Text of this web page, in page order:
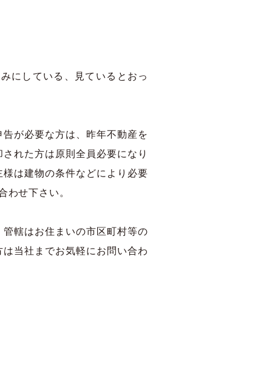
にしている、見ているとおっ
が必要な方は、昨年不動産を
れた方は原則全員必要になり
は建物の条件などにより必要
わせ下さい。
轄はお住まいの市区町村等の
当社までお気軽にお問い合わ